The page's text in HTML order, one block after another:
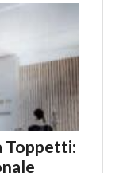
Toppetti: